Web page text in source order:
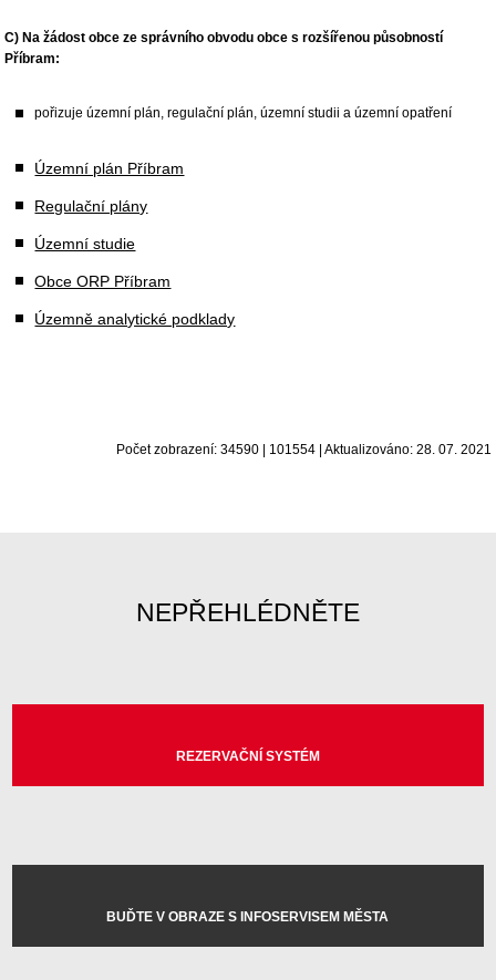
C) Na žádost obce ze správního obvodu obce s rozšířenou působností
Příbram:
pořizuje územní plán, regulační plán, územní studii a územní opatření
Územní plán Příbram
Regulační plány
Územní studie
Obce ORP Příbram
Územně analytické podklady
Počet zobrazení: 34590 | 101554 | Aktualizováno: 28. 07. 2021
NEPŘEHLÉDNĚTE
REZERVAČNÍ SYSTÉM
BUĎTE V OBRAZE S INFOSERVISEM MĚSTA